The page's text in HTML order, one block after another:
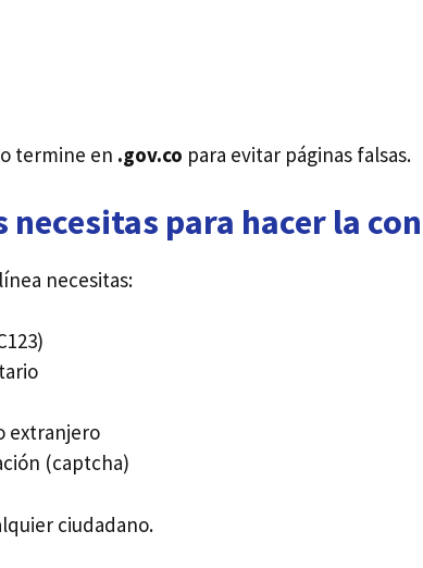
termine en .gov.co para evitar páginas falsas.
necesitas para hacer la
necesitas:
extranjero
(captcha)
ciudadano.